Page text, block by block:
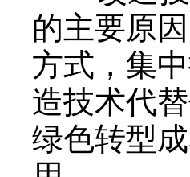
的主要原
方式，集
造技术代
绿色转型